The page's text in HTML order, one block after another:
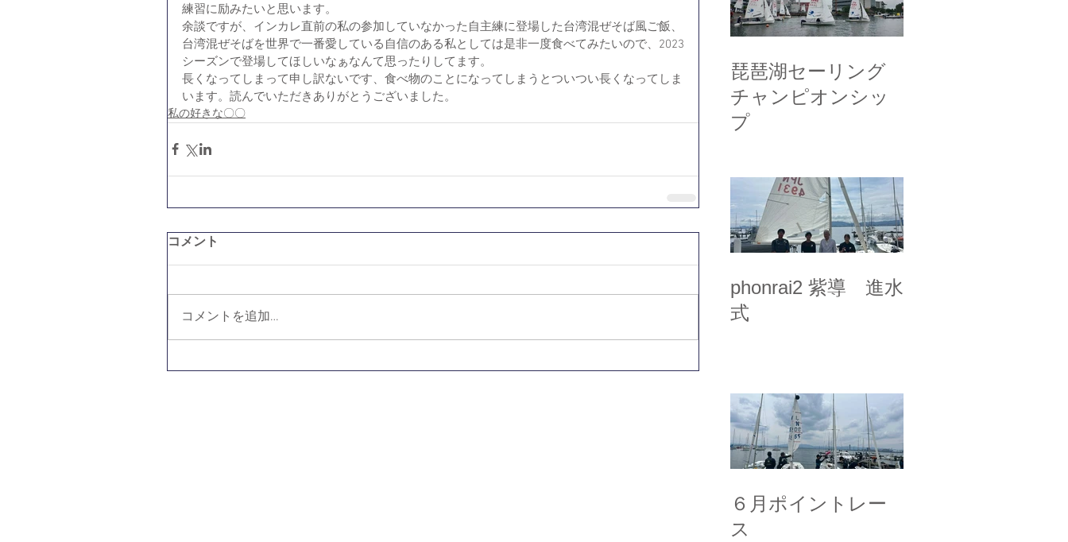
練習に励みたいと思います。
余談ですが、インカレ直前の私の参加していなかった自主練に登場した台湾混ぜそば風ご飯、
台湾混ぜそばを世界で一番愛している自信のある私としては是非一度食べてみたいので、2023
シーズンで登場してほしいなぁなんて思ったりしてます。
長くなってしまって申し訳ないです、食べ物のことになってしまうとついつい長くなってしま
います。読んでいただきありがとうございました。
私の好きな〇〇
コメント
コメントを追加…
琵琶湖セーリング
チャンピオンシッ
プ
phonrai2 紫導 進水
式
６月ポイントレー
ス